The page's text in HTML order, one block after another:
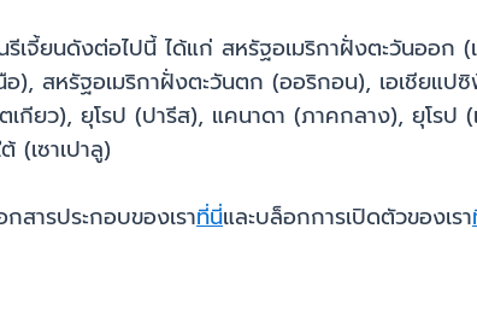
รีเจี้ยนดังต่อไปนี้ ได้แก่ สหรัฐอเมริกาฝั่งตะวันออก
), สหรัฐอเมริกาฝั่งตะวันตก (ออริกอน), เอเชียแ
กียว), ยุโรป (ปารีส), แคนาดา (ภาคกลาง), ยุโร
(เซาเปาลู)
สารประกอบของเราที่นี่และบล็อกการเปิดตัวของเรา